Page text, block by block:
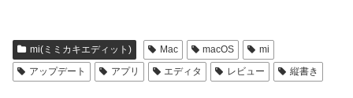
mi(ミミカキエディット) Mac macOS
mi
アップデート
アプリ エディタ レビュー 縦書き